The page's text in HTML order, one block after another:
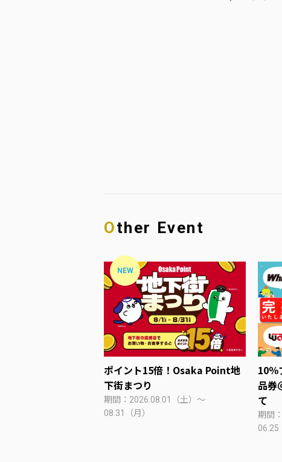
Other Event
NEW
ポイント15倍！Osaka Point地
下街まつり
期間：2026.08.01（土）～
08.31（月）
10％
品券
て
期間
06.25